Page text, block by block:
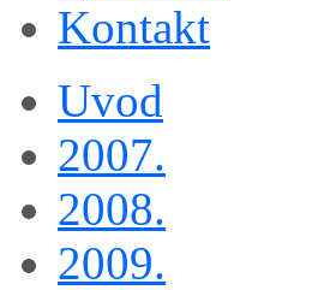
Kontakt
Uvod
2007.
2008.
2009.